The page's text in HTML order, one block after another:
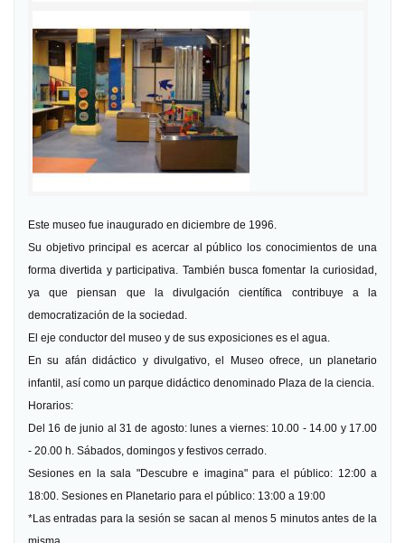
Este museo fue inaugurado en diciembre de 1996.
Su objetivo principal es acercar al público los conocimientos de una
forma divertida y participativa. También busca fomentar la curiosidad,
ya que piensan que la divulgación científica contribuye a la
democratización de la sociedad.
El eje conductor del museo y de sus exposiciones es el agua.
En su afán didáctico y divulgativo, el Museo ofrece, un planetario
infantil, así como un parque didáctico denominado Plaza de la ciencia.
Horarios:
Del 16 de junio al 31 de agosto: lunes a viernes: 10.00 - 14.00 y 17.00
- 20.00 h. Sábados, domingos y festivos cerrado.
Sesiones en la sala "Descubre e imagina" para el público: 12:00 a
18:00. Sesiones en Planetario para el público: 13:00 a 19:00
*Las entradas para la sesión se sacan al menos 5 minutos antes de la